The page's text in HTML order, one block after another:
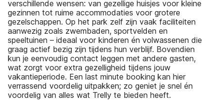
verschillende wensen: van gezellige huisjes voor kleine
gezinnen tot ruime accommodaties voor grotere
gezelschappen. Op het park zelf zijn vaak faciliteiten
aanwezig zoals zwembaden, sportvelden en
speeltuinen – ideaal voor kinderen én volwassenen die
graag actief bezig zijn tijdens hun verblijf. Bovendien
kun je eenvoudig contact leggen met andere gasten,
wat zorgt voor extra gezelligheid tijdens jouw
vakantieperiode. Een last minute booking kan hier
verrassend voordelig uitpakken; zo geniet je snel én
voordelig van alles wat Trelly te bieden heeft.